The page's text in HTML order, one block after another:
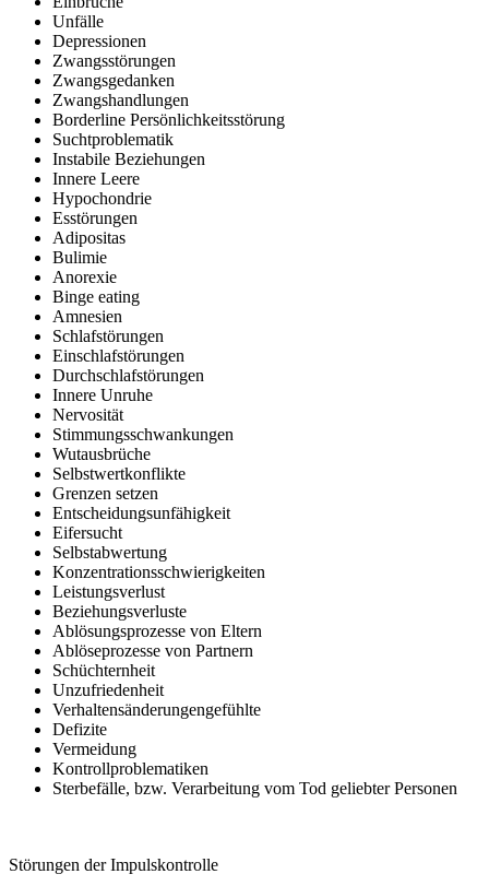
Unfälle
Depressionen
Zwangsstörungen
Zwangsgedanken
Zwangshandlungen
Borderline Persönlichkeitsstörung
Suchtproblematik
Instabile Beziehungen
Innere Leere
Hypochondrie
Esstörungen
Adipositas
Bulimie
Anorexie
Binge eating
Amnesien
Schlafstörungen
Einschlafstörungen
Durchschlafstörungen
Innere Unruhe
Nervosität
Stimmungsschwankungen
Wutausbrüche
Selbstwertkonflikte
Grenzen setzen
Entscheidungsunfähigkeit
Eifersucht
Selbstabwertung
Konzentrationsschwierigkeiten
Leistungsverlust
Beziehungsverluste
Ablösungsprozesse von Eltern
Ablöseprozesse von Partnern
Schüchternheit
Unzufriedenheit
Verhaltensänderungengefühlte
Defizite
Vermeidung
Kontrollproblematiken
Sterbefälle, bzw. Verarbeitung vom Tod geliebter Personen
Störungen der Impulskontrolle